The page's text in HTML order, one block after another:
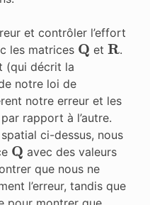
et contrôler l’effort
les matrices Q et R .
(qui décrit la
notre loi de
notre erreur et les
rapport à l’autre.
ci-dessus, nous
Q avec des valeurs
que nous ne
l’erreur, tandis que